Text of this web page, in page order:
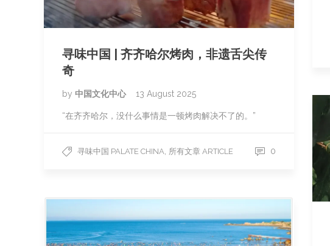
寻味中国 | 齐齐哈尔烤肉，非遗舌尖传
奇
by 中国文化中心 13 August 2025
“在齐齐哈尔，没什么事情是一顿烤肉解决不了的。”
寻味中国 PALATE CHINA 所有文章 ARTICLE 0